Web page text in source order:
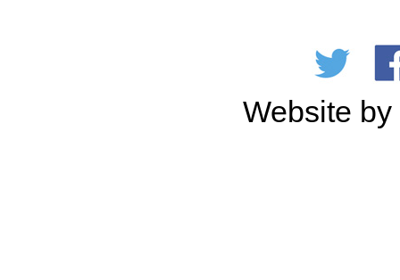
Website by